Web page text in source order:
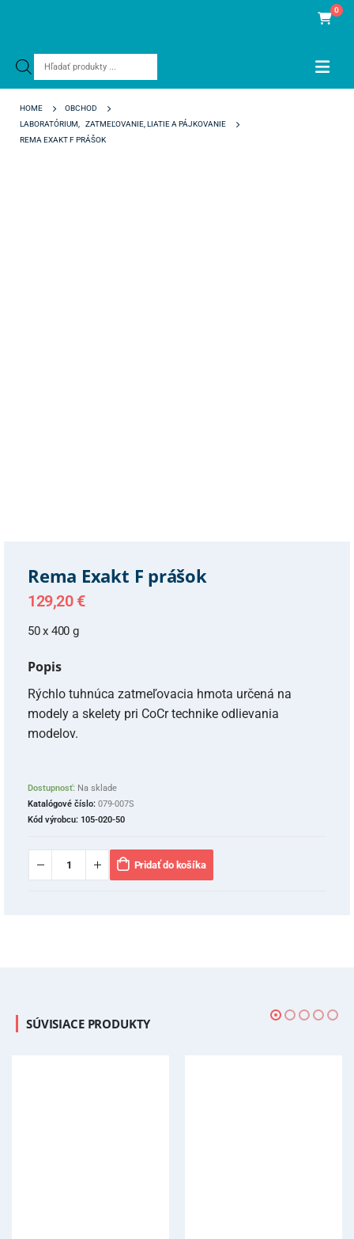
Products
0
HOME
OBCHOD
LABORATÓRIUM
ZATMEĽOVANIE, LIATIE A PÁJKOVANIE
REMA EXAKT F PRÁŠOK
Rema Exakt F prášok
129,20 €
50 x 400 g
Popis
Rýchlo tuhnúca zatmeľovacia hmota určená na
modely a skelety pri CoCr technike odlievania
modelov.
Dostupnosť: Na sklade
Katalógové číslo: 079-007S
Kód výrobcu: 105-020-50
Pridať do košíka
SÚVISIACE PRODUKTY